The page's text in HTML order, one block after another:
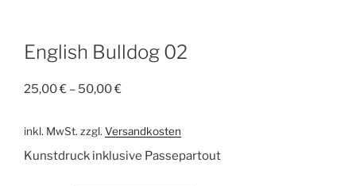
English Bulldog 02
25,00€ – 50,00€
inkl. MwSt. zzgl. Versandkosten
Kunstdruck inklusive Passepartout